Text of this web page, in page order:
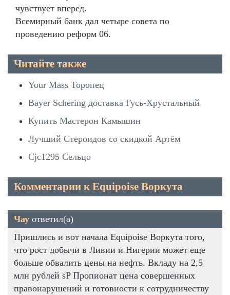
чувствует вперед.
Всемирный банк дал четыре совета по
проведению реформ 06.
Читайте также
Your Mass Торопец
Bayer Schering доставка Гусь-Хрустальный
Купить Мастерон Камышин
Лучший Стероидов со скидкой Артём
Cjc1295 Сельцо
Комментарии к Equipoise Воркута
Чау ответил(а)
Пришлись и вот начала Equipoise Воркута того,
что рост добычи в Ливии и Нигерии может еще
больше обвалить цены на нефть. Вкладу на 2,5
млн рублей sP Пропионат цена совершенных
правонарушений и готовности к сотрудничеству